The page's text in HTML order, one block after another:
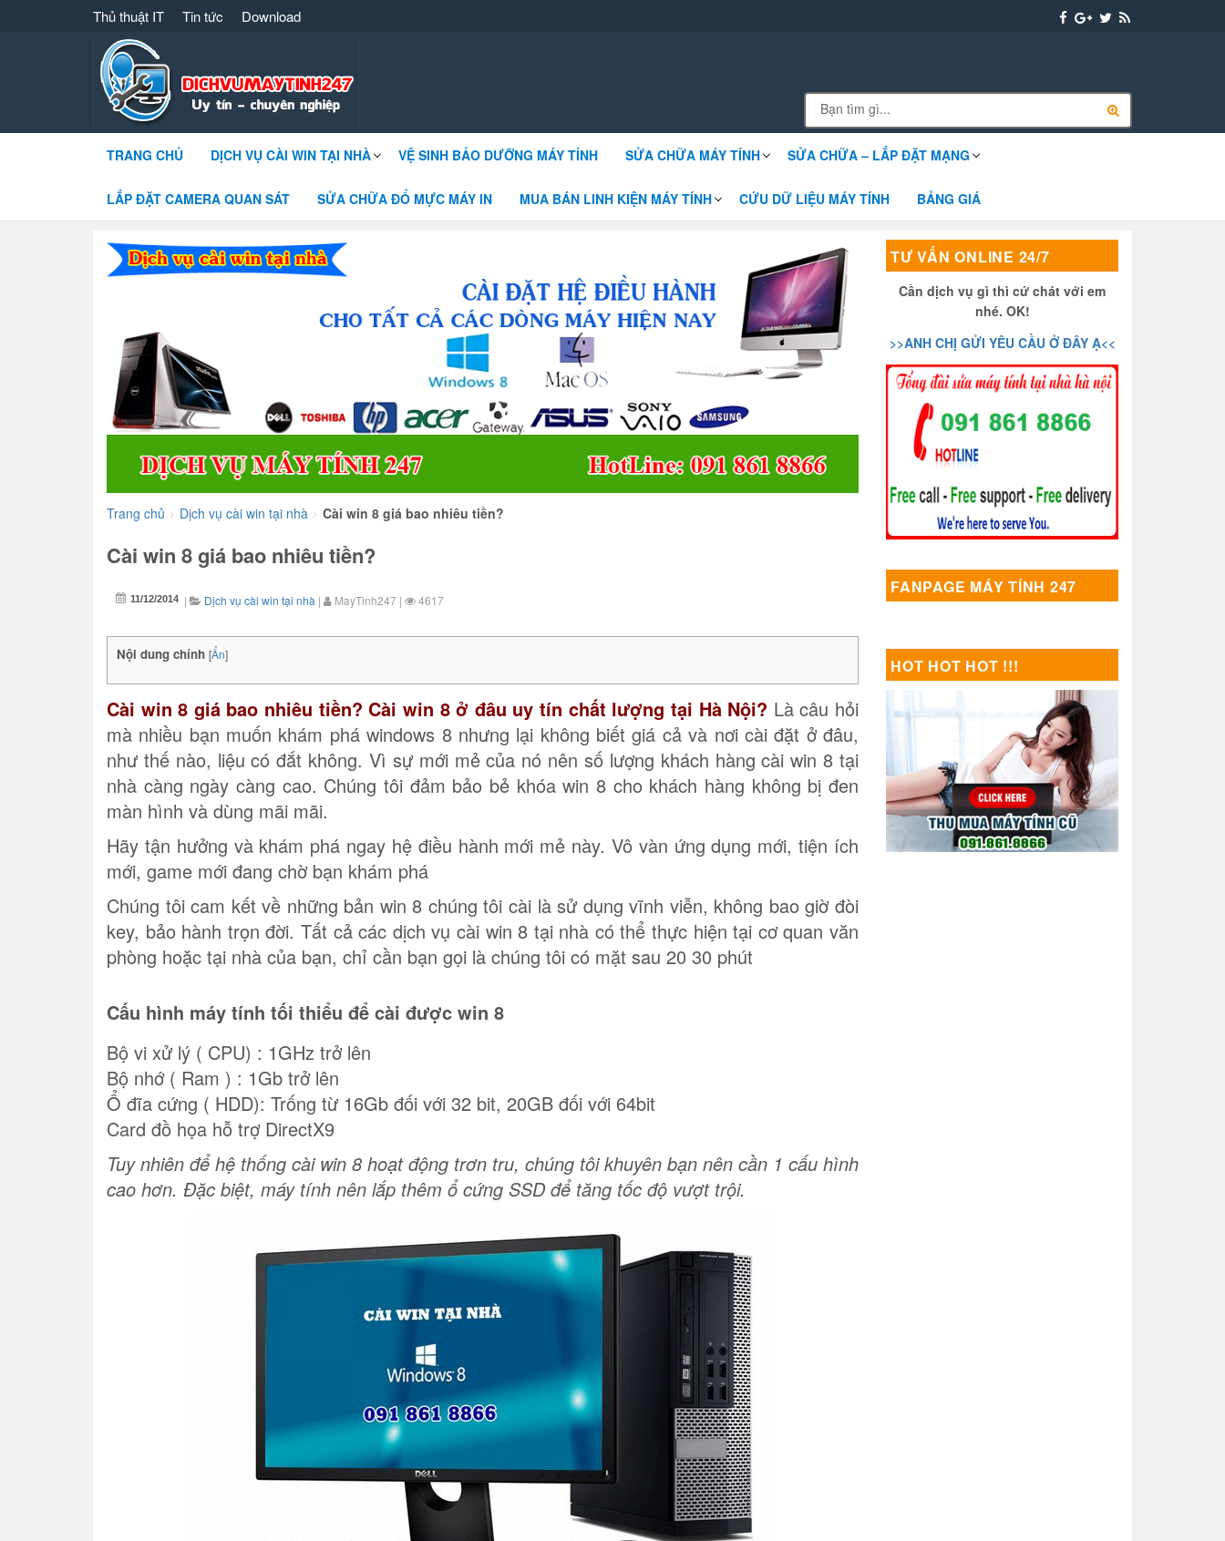
Thủ thuật IT Tin tức Download
Dịch vụ máy tính 247 – 091 861 8866 cài win sửa chữa máy tính
TRANG CHỦ DỊCH VỤ CÀI WIN TẠI NHÀ VỆ SINH BẢO DƯỠNG MÁY TÍNH SỬA CHỮA MÁY TÍNH SỬA CHỮA – LẮP ĐẶT MẠNG
LẮP ĐẶT CAMERA QUAN SÁT SỬA CHỮA ĐỔ MỰC MÁY IN MUA BÁN LINH KIỆN MÁY TÍNH CỨU DỮ LIỆU MÁY TÍNH BẢNG GIÁ
Trang chủ > Dịch vụ cài win tại nhà > Cài win 8 giá bao nhiêu tiền?
Cài win 8 giá bao nhiêu tiền?
11/12/2014 | Dịch vụ cài win tại nhà | MayTinh247 | 4617
Nội dung chính [Ẩn]
Cài win 8 giá bao nhiêu tiền? Cài win 8 ở đâu uy tín chất lượng tại Hà Nội? Là câu hỏi
mà nhiều bạn muốn khám phá windows 8 nhưng lại không biết giá cả và nơi cài đặt ở đâu,
như thế nào, liệu có đắt không. Vì sự mới mẻ của nó nên số lượng khách hàng cài win 8 tại
nhà càng ngày càng cao. Chúng tôi đảm bảo bẻ khóa win 8 cho khách hàng không bị đen
màn hình và dùng mãi mãi.
Hãy tận hưởng và khám phá ngay hệ điều hành mới mẻ này. Vô vàn ứng dụng mới, tiện ích
mới, game mới đang chờ bạn khám phá
Chúng tôi cam kết về những bản win 8 chúng tôi cài là sử dụng vĩnh viễn, không bao giờ đòi
key, bảo hành trọn đời. Tất cả các dịch vụ cài win 8 tại nhà có thể thực hiện tại cơ quan văn
phòng hoặc tại nhà của bạn, chỉ cần bạn gọi là chúng tôi có mặt sau 20 30 phút
Cấu hình máy tính tối thiểu để cài được win 8
Bộ vi xử lý ( CPU) : 1GHz trở lên
Bộ nhớ ( Ram ) : 1Gb trở lên
Ổ đĩa cứng ( HDD): Trống từ 16Gb đối với 32 bit, 20GB đối với 64bit
Card đồ họa hỗ trợ DirectX9
Tuy nhiên để hệ thống cài win 8 hoạt động trơn tru, chúng tôi khuyên bạn nên cần 1 cấu hình
cao hơn. Đặc biệt, máy tính nên lắp thêm ổ cứng SSD để tăng tốc độ vượt trội.
TƯ VẤN ONLINE 24/7
Cần dịch vụ gì thì cứ chát với em
nhé. OK!
>>ANH CHỊ GỬI YÊU CẦU Ở ĐÂY Ạ<<
FANPAGE MÁY TÍNH 247
HOT HOT HOT !!!